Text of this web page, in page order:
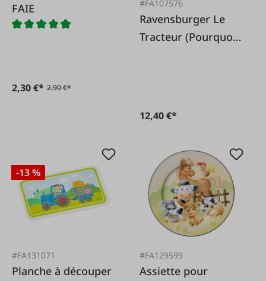
FAIE
2,30 €* 2,90 €*
#FA107576
Ravensburger Le
Tracteur (Pourquoi ?
12,40 €*
-13 %
#FA131071
Planche à découper
#FA129599
Assiette pour